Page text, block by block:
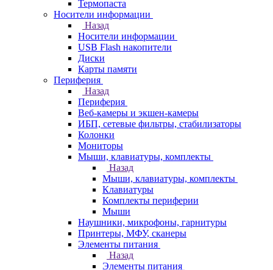
Термопаста
Носители информации
Назад
Носители информации
USB Flash накопители
Диски
Карты памяти
Периферия
Назад
Периферия
Веб-камеры и экшен-камеры
ИБП, сетевые фильтры, стабилизаторы
Колонки
Мониторы
Мыши, клавиатуры, комплекты
Назад
Мыши, клавиатуры, комплекты
Клавиатуры
Комплекты периферии
Мыши
Наушники, микрофоны, гарнитуры
Принтеры, МФУ, сканеры
Элементы питания
Назад
Элементы питания